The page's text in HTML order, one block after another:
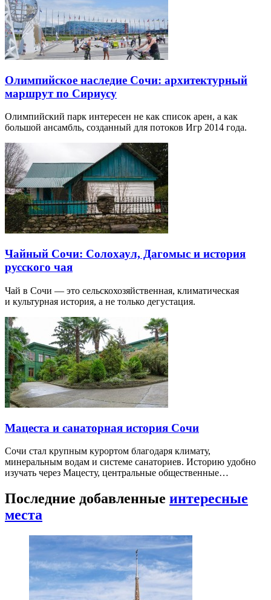
Олимпийское наследие Сочи: архитектурный
маршрут по Сириусу
Олимпийский парк интересен не как список арен, а как
большой ансамбль, созданный для потоков Игр 2014 года.
Чайный Сочи: Солохаул, Дагомыс и история
русского чая
Чай в Сочи — это сельскохозяйственная, климатическая
и культурная история, а не только дегустация.
Мацеста и санаторная история Сочи
Сочи стал крупным курортом благодаря климату,
минеральным водам и системе санаториев. Историю удобно
изучать через Мацесту, центральные общественные…
Последние добавленные интересные
места